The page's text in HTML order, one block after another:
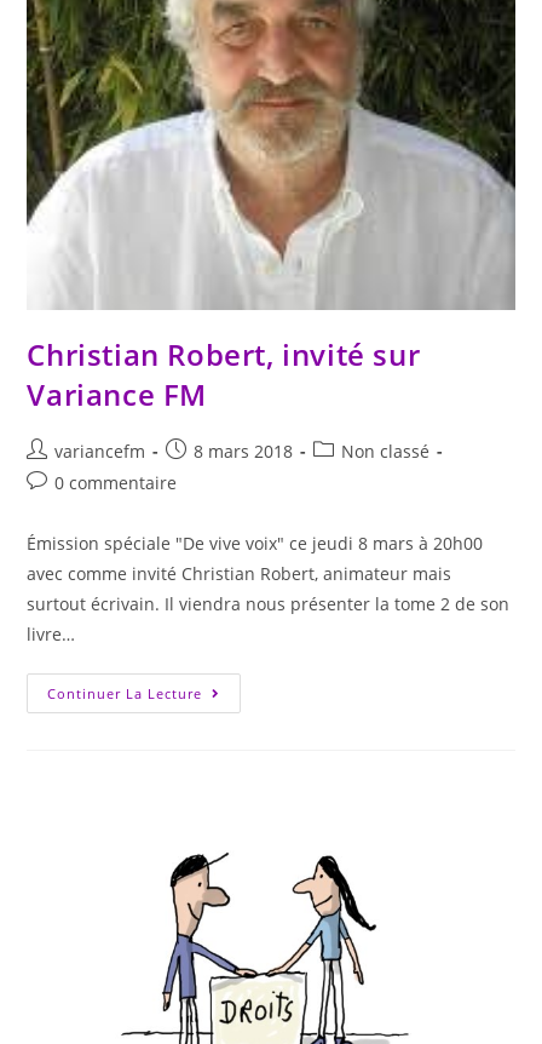
Christian Robert, invité sur
Variance FM
variancefm 8 mars 2018
Non classé
0 commentaire
Émission spéciale "De vive voix" ce jeudi 8 mars à 20h00
avec comme invité Christian Robert, animateur mais
surtout écrivain. Il viendra nous présenter la tome 2 de son
livre…
Continuer La Lecture